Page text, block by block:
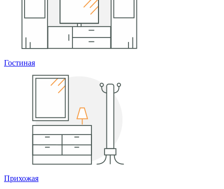
Гостиная
Прихожая